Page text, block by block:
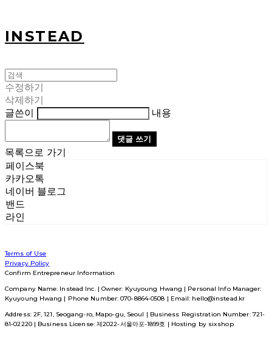
INSTEAD
수정하기
삭제하기
글쓴이
내용
댓글 쓰기
목록으로 가기
페이스북
카카오톡
네이버 블로그
밴드
라인
Terms of Use
Privacy Policy
Confirm Entrepreneur Information
Company Name: Instead Inc. | Owner: Kyuyoung Hwang | Personal Info Manager:
Kyuyoung Hwang | Phone Number: 070-8864-0508 | Email: hello@instead.kr
Address: 2F, 121, Seogang-ro, Mapo-gu, Seoul | Business Registration Number: 721-
81-02220| Business License: 제2022-서울마포-1899호 | Hosting by sixshop